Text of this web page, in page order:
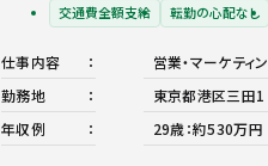
交通費全額支給
転勤の心配なし
仕事内容
営業・マーケテ
勤務地
東京都港区三田1
年収例
29歳：約530万円